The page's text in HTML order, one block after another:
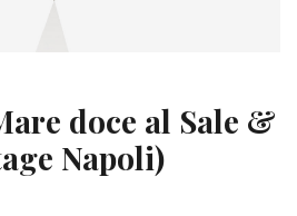
doce al Sale &
Napoli)